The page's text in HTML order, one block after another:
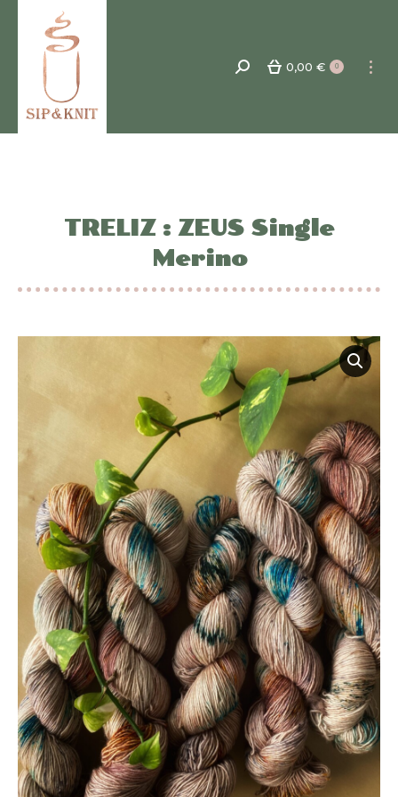
Recherche
0,00 € 0
TRELIZ : ZEUS Single
Merino